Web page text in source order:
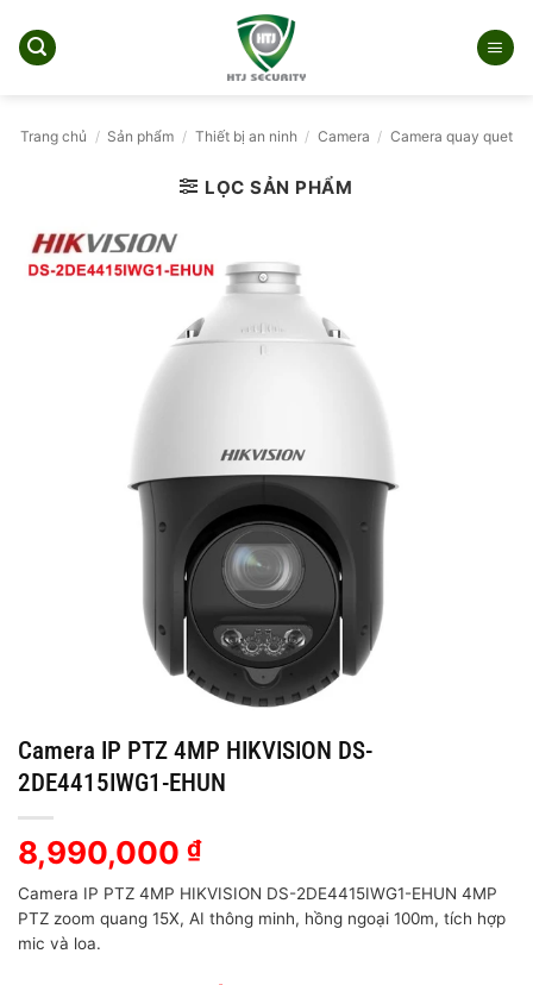
qua
Trang chủ / Sản phẩm / Thiết bị an ninh / Camera / Camera quay quet
LỌC SẢN PHẨM
Camera IP PTZ 4MP HIKVISION DS-
2DE4415IWG1-EHUN
8,990,000 ₫
Camera IP PTZ 4MP HIKVISION DS-2DE4415IWG1-EHUN 4MP
PTZ zoom quang 15X, AI thông minh, hồng ngoại 100m, tích hợp
mic và loa.